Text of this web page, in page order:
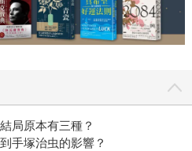
局原本有三種？
手塚治虫的影響？